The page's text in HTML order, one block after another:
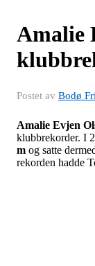
Amalie
Postet av Bodø
Amalie Evjen
klubbrekorder. I
m og satte
rekorden hadde